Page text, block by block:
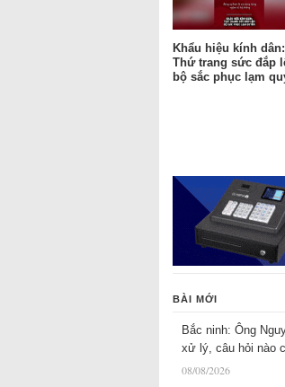
Khẩu hiệu kính dân:
Thứ trang sức đắp
bộ sắc phục lạm
BÀI MỚI
Bắc ninh: Ông
xử lý, câu hỏi nào
08/08/2026